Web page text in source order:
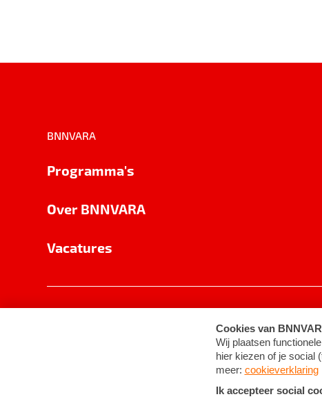
BNNVARA
Programma's
Over BNNVARA
Vacatures
Cookie-instellingen Algemene